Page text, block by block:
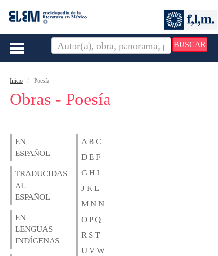
BUSCAR
Toggle
Inicio Poesía
Obras - Poesía
EN
ESPAÑOL
TRADUCIDAS
AL
ESPAÑOL
EN
LENGUAS
INDÍGENAS
A B C
D E F
G H I
J K L
M N N
O P Q
R S T
U V W